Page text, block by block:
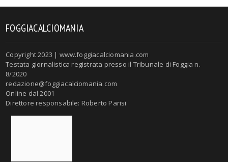
FOGGIACALCIOMANIA
Copyright 2023 | www.foggiacalciomania.com
Testata giornalistica registrata presso il Tribunale di Foggia n.
8/2020
redazione@foggiacalciomania.com
Online dal 2001
Direttore responsabile: Roberto Parisi